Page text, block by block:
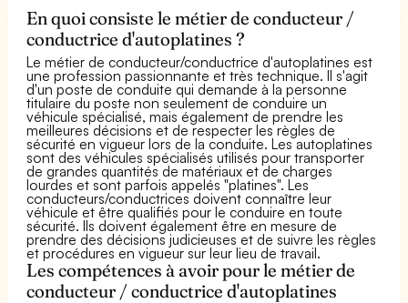
En quoi consiste le métier de conducteur /
conductrice d'autoplatines ?
Le métier de conducteur/conductrice d'autoplatines est
une profession passionnante et très technique. Il s'agit
d'un poste de conduite qui demande à la personne
titulaire du poste non seulement de conduire un
véhicule spécialisé, mais également de prendre les
meilleures décisions et de respecter les règles de
sécurité en vigueur lors de la conduite. Les autoplatines
sont des véhicules spécialisés utilisés pour transporter
de grandes quantités de matériaux et de charges
lourdes et sont parfois appelés "platines". Les
conducteurs/conductrices doivent connaître leur
véhicule et être qualifiés pour le conduire en toute
sécurité. Ils doivent également être en mesure de
prendre des décisions judicieuses et de suivre les règles
et procédures en vigueur sur leur lieu de travail.
Les compétences à avoir pour le métier de
conducteur / conductrice d'autoplatines